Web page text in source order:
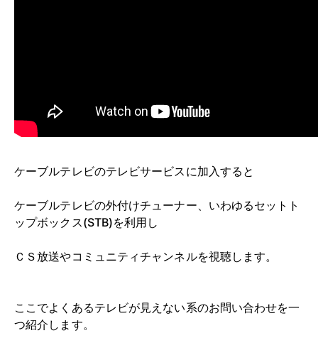
ケーブルテレビのテレビサービスに加入すると
ケーブルテレビの外付けチューナー、いわゆるセットト
ップボックス(STB)を利用し
ＣＳ放送やコミュニティチャンネルを視聴します。
ここでよくあるテレビが見えない系のお問い合わせを一
つ紹介します。